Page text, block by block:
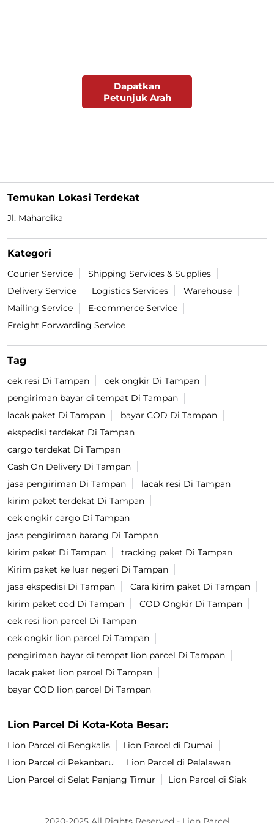
Dapatkan
Petunjuk Arah
Temukan Lokasi Terdekat
Jl. Mahardika
Kategori
Courier Service
Shipping Services & Supplies
Delivery Service
Logistics Services
Warehouse
Mailing Service
E-commerce Service
Freight Forwarding Service
Tag
cek resi Di Tampan
cek ongkir Di Tampan
pengiriman bayar di tempat Di Tampan
lacak paket Di Tampan
bayar COD Di Tampan
ekspedisi terdekat Di Tampan
cargo terdekat Di Tampan
Cash On Delivery Di Tampan
jasa pengiriman Di Tampan
lacak resi Di Tampan
kirim paket terdekat Di Tampan
cek ongkir cargo Di Tampan
jasa pengiriman barang Di Tampan
kirim paket Di Tampan
tracking paket Di Tampan
Kirim paket ke luar negeri Di Tampan
jasa ekspedisi Di Tampan
Cara kirim paket Di Tampan
kirim paket cod Di Tampan
COD Ongkir Di Tampan
cek resi lion parcel Di Tampan
cek ongkir lion parcel Di Tampan
pengiriman bayar di tempat lion parcel Di Tampan
lacak paket lion parcel Di Tampan
bayar COD lion parcel Di Tampan
Lion Parcel Di Kota-Kota Besar:
Lion Parcel di Bengkalis
Lion Parcel di Dumai
Lion Parcel di Pekanbaru
Lion Parcel di Pelalawan
Lion Parcel di Selat Panjang Timur
Lion Parcel di Siak